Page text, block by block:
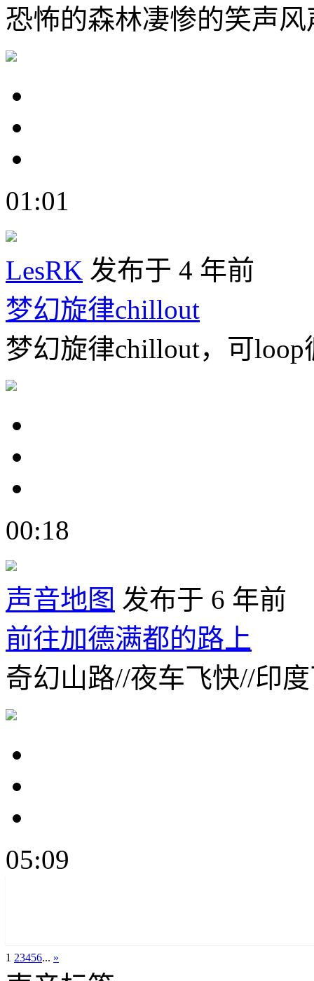
恐怖的森林凄惨的笑声风
01:01
LesRK 发布于 4 年前
梦幻旋律chillout
梦幻旋律chillout，可loop
00:18
声音地图 发布于 6 年前
前往加德满都的路上
奇幻山路//夜车飞快//印
05:09
1 23456... »